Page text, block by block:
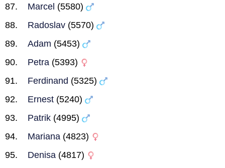
Marcel (5580)
Radoslav (5570)
Adam (5453)
Petra (5393)
Ferdinand (5325)
Ernest (5240)
Patrik (4995)
Mariana (4823)
Denisa (4817)